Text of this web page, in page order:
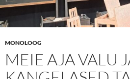
MONOLOOG
MEIE AJA VALU